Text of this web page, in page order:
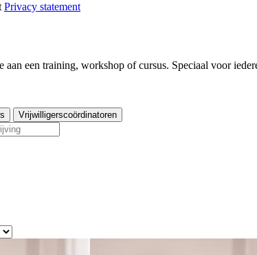
Privacy statement
aan een training, workshop of cursus. Speciaal voor
Vrijwilligerscoördinatoren